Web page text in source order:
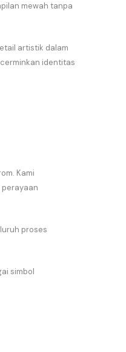
mewah tanpa
artistik dalam
identitas
Kami
proses
simbol